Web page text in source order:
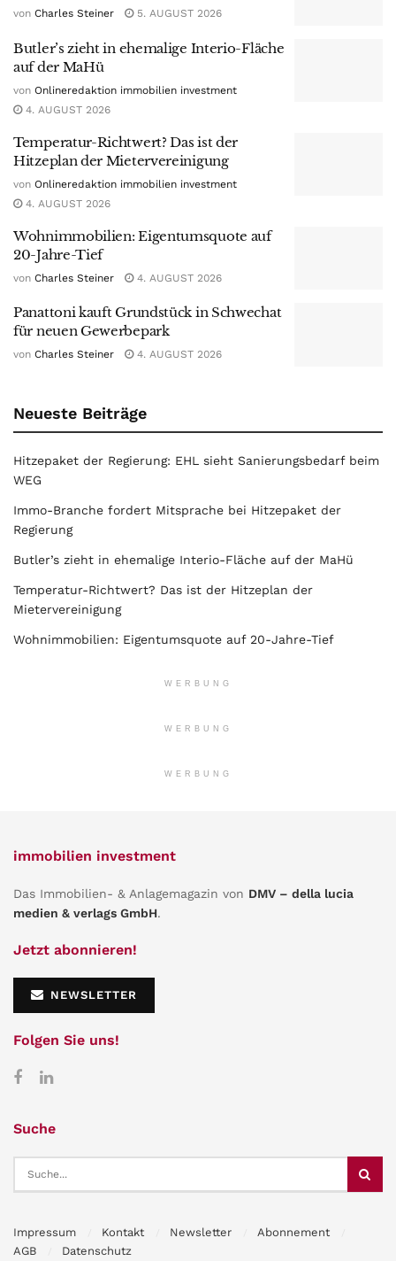
von Charles Steiner 5. AUGUST 2026
Butler’s zieht in ehemalige Interio-Fläche
auf der MaHü
von Onlineredaktion immobilien investment
4. AUGUST 2026
Temperatur-Richtwert? Das ist der
Hitzeplan der Mietervereinigung
von Onlineredaktion immobilien investment
4. AUGUST 2026
Wohnimmobilien: Eigentumsquote auf
20-Jahre-Tief
von Charles Steiner 4. AUGUST 2026
Panattoni kauft Grundstück in Schwechat
für neuen Gewerbepark
von Charles Steiner 4. AUGUST 2026
Neueste Beiträge
Hitzepaket der Regierung: EHL sieht Sanierungsbedarf beim
WEG
Immo-Branche fordert Mitsprache bei Hitzepaket der
Regierung
Butler’s zieht in ehemalige Interio-Fläche auf der MaHü
Temperatur-Richtwert? Das ist der Hitzeplan der
Mietervereinigung
Wohnimmobilien: Eigentumsquote auf 20-Jahre-Tief
WERBUNG
WERBUNG
WERBUNG
immobilien investment
Das Immobilien- & Anlagemagazin von DMV – della lucia
medien & verlags GmbH.
Jetzt abonnieren!
NEWSLETTER
Folgen Sie uns!
Suche
Impressum Kontakt Newsletter
Abonnement
AGB
Datenschutz